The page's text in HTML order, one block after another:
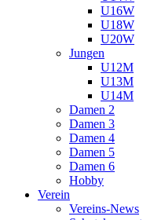
U16W
U18W
U20W
Jungen
U12M
U13M
U14M
Damen 2
Damen 3
Damen 4
Damen 5
Damen 6
Hobby
Verein
Vereins-News